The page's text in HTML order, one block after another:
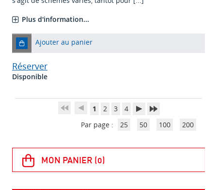
Plus d'information...
Ajouter au panier
Réserver
Disponible
1 2 3
4
Par page :
25 50 100 200